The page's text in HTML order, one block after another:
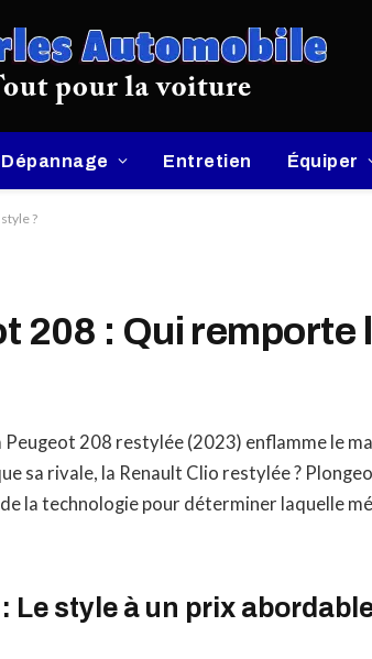
Dépannage Entretien Équiper
?
208 : Qui remporte
208 restylée (2023) enflamme le
sa rivale, la Renault Clio restylée ?
la technologie pour déterminer laquelle
Le style à un prix